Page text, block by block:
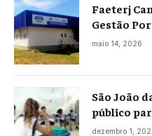
Faeterj
Gestão
maio 14, 2026
São João
público
projeto já
dezembro 1,